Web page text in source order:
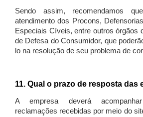
Sendo assim, recomendamos
atendimento dos Procons,
Especiais Cíveis, entre outros órgãos
de Defesa do Consumidor, que
lo na resolução de seu problema de
11. Qual o prazo de resposta das
A empresa deverá
reclamações recebidas por meio do